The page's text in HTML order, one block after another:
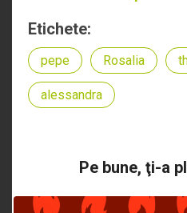
Etichete:
pepe Rosalia
alessandra
Pe bune, ţi-a